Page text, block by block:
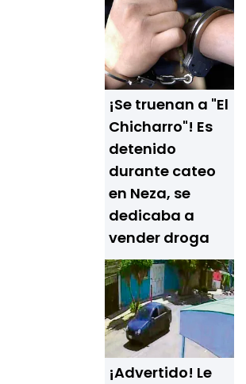
¡Se truenan a "El
Chicharro"! Es
detenido
durante cateo
en Neza, se
dedicaba a
vender droga
¡Advertido! Le